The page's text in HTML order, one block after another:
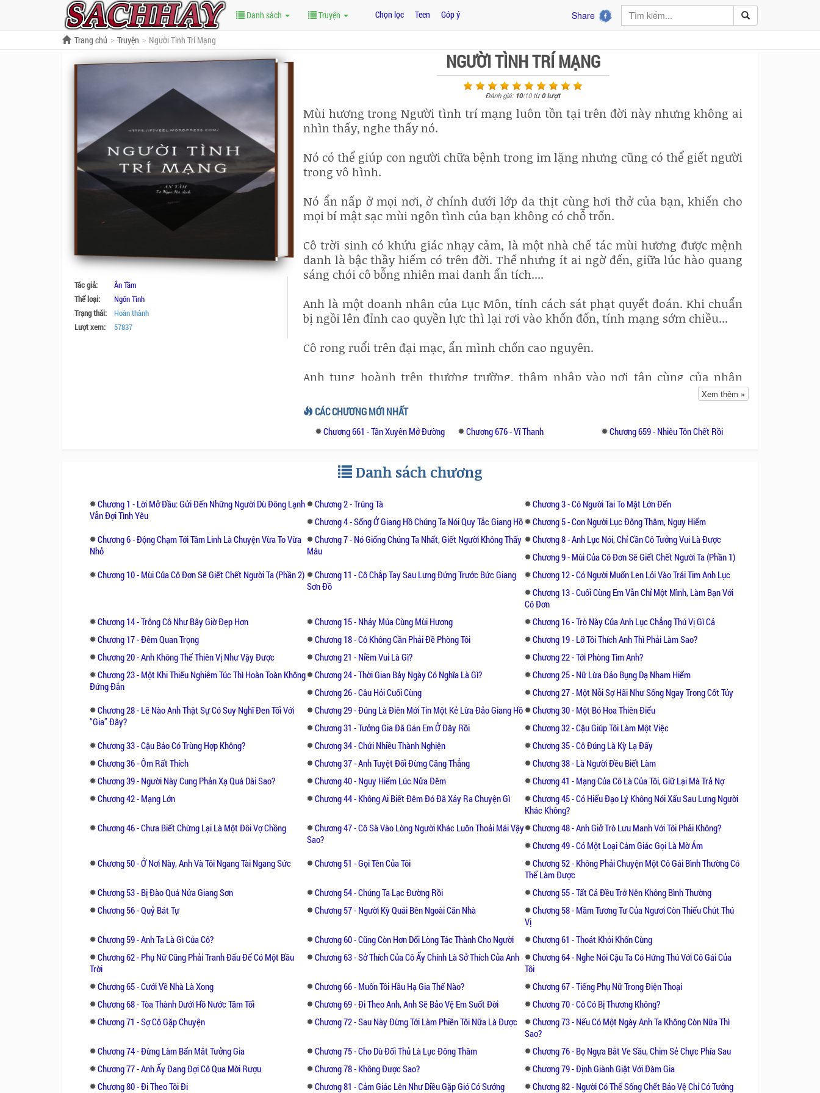
Danh sách Truyện Chọn lọc Teen Góp ý Share
Trang chủ Truyện Người Tình Trí Mạng
Tác giả:
Ân Tầm
Thể loại:
Ngôn Tình
Trạng thái:
Hoàn thành
Lượt xem:
57837
NGƯỜI TÌNH TRÍ MẠNG
Đánh giá: 10/10từ0lượt
Mùi hương trong Người tình trí mạng luôn tồn tại trên đời này nhưng không ai
nhìn thấy, nghe thấy nó.
Nó có thể giúp con người chữa bệnh trong im lặng nhưng cũng có thể giết người
trong vô hình.
Nó ẩn nấp ở mọi nơi, ở chính dưới lớp da thịt cùng hơi thở của bạn, khiến cho
mọi bí mật sạc mùi ngôn tình của bạn không có chỗ trốn.
Cô trời sinh có khứu giác nhạy cảm, là một nhà chế tác mùi hương được mệnh
danh là bậc thầy hiếm có trên đời. Thế nhưng ít ai ngờ đến, giữa lúc hào quang
sáng chói cô bỗng nhiên mai danh ẩn tích....
Anh là một doanh nhân của Lục Môn, tính cách sát phạt quyết đoán. Khi chuẩn
bị ngồi lên đỉnh cao quyền lực thì lại rơi vào khốn đốn, tính mạng sớm chiều...
Cô rong ruổi trên đại mạc, ẩn mình chốn cao nguyên.
Anh tung hoành trên thương trường, thâm nhập vào nơi tận cùng của nhân
Gặp gỡ, tất cả đều không phải là ngẫu nhiên.
hồ, cất giấu tấm bản đồ giang sơn tà khí.Một cổ thành ngàn năm ẩn mình dưới
nước sâu, một quan tài thần bí trôi nổi trong hang động. Đọc truyện sẽ rõ gỗ
Trùng trùng lớp lớp những sự kiện ly kỳ trông có vẻ chẳng hề dính líu tới nhau,
kỳ thực đều gắn chặt với mùi hương.Người không thể trốn tránh mùi hương, thế
nên, tôi có thể kiểm soát người trong thinh lặng.
Tác phẩm tiểu thuyết tình yêu lần đầu đề cập sâu tới “mùi hương”, những góc
khuất của bí mật nơi góc tối, cảm nhận một cảnh giới học thuật về mùi.
Xem thêm »
CÁC CHƯƠNG MỚI NHẤT
Chương 661 - Tần Xuyên Mở Đường Chương 676 - Vĩ Thanh Chương 659 - Nhiêu Tôn Chết Rồi
Danh sách chương
Chương 1 - Lời Mở Đầu: Gửi Đến Những Người Dù Đông Lạnh
Vẫn Đợi Tình Yêu
Chương 2 - Trúng Tà
Chương 3 - Có Người Tai To Mặt Lớn Đến
Chương 4 - Sống Ở Giang Hồ Chúng Ta Nói Quy Tắc Giang Hồ
Chương 5 - Con Người Lục Đông Thâm, Nguy Hiểm
Chương 6 - Động Chạm Tới Tâm Linh Là Chuyện Vừa To Vừa
Nhỏ
Chương 7 - Nó Giống Chúng Ta Nhất, Giết Người Không Thấy
Máu
Chương 8 - Anh Lục Nói, Chỉ Cần Cô Tưởng Vui Là Được
Chương 9 - Mùi Của Cô Đơn Sẽ Giết Chết Người Ta (Phần 1)
Chương 10 - Mùi Của Cô Đơn Sẽ Giết Chết Người Ta (Phần 2)
Chương 11 - Cô Chắp Tay Sau Lưng Đứng Trước Bức Giang
Sơn Đồ
Chương 12 - Có Người Muốn Len Lỏi Vào Trái Tim Anh Lục
Chương 13 - Cuối Cùng Em Vẫn Chỉ Một Mình, Làm Bạn Với
Cô Đơn
Chương 14 - Trông Cô Như Bây Giờ Đẹp Hơn
Chương 15 - Nhảy Múa Cùng Mùi Hương
Chương 16 - Trò Này Của Anh Lục Chẳng Thú Vị Gì Cả
Chương 17 - Đêm Quan Trọng
Chương 18 - Cô Không Cần Phải Đề Phòng Tôi
Chương 19 - Lỡ Tôi Thích Anh Thì Phải Làm Sao?
Chương 20 - Anh Không Thể Thiên Vị Như Vậy Được
Chương 21 - Niềm Vui Là Gì?
Chương 22 - Tới Phòng Tìm Anh?
Chương 23 - Một Khi Thiếu Nghiêm Túc Thì Hoàn Toàn Không
Đứng Đắn
Chương 24 - Thời Gian Bảy Ngày Có Nghĩa Là Gì?
Chương 25 - Nữ Lừa Đảo Bụng Dạ Nham Hiểm
Chương 26 - Câu Hỏi Cuối Cùng
Chương 27 - Một Nỗi Sợ Hãi Như Sống Ngay Trong Cốt Tủy
Chương 28 - Lẽ Nào Anh Thật Sự Có Suy Nghĩ Đen Tối Với
“Gia” Đây?
Chương 29 - Đúng Là Điên Mới Tin Một Kẻ Lừa Đảo Giang Hồ
Chương 30 - Một Bó Hoa Thiên Điểu
Chương 31 - Tưởng Gia Đã Gán Em Ở Đây Rồi
Chương 32 - Cậu Giúp Tôi Làm Một Việc
Chương 33 - Cậu Bảo Có Trùng Hợp Không?
Chương 34 - Chửi Nhiều Thành Nghiện
Chương 35 - Cô Đúng Là Kỳ Lạ Đấy
Chương 36 - Ôm Rất Thích
Chương 37 - Anh Tuyệt Đối Đừng Căng Thẳng
Chương 38 - Là Người Đều Biết Làm
Chương 39 - Người Này Cung Phản Xạ Quá Dài Sao?
Chương 40 - Nguy Hiểm Lúc Nửa Đêm
Chương 41 - Mạng Của Cô Là Của Tôi, Giữ Lại Mà Trả Nợ
Chương 42 - Mạng Lớn
Chương 44 - Không Ai Biết Đêm Đó Đã Xảy Ra Chuyện Gì
Chương 45 - Có Hiểu Đạo Lý Không Nói Xấu Sau Lưng Người
Khác Không?
Chương 46 - Chưa Biết Chừng Lại Là Một Đôi Vợ Chồng
Chương 47 - Cô Sà Vào Lòng Người Khác Luôn Thoải Mái Vậy
Sao?
Chương 48 - Anh Giở Trò Lưu Manh Với Tôi Phải Không?
Chương 49 - Có Một Loại Cảm Giác Gọi Là Mờ Ám
Chương 50 - Ở Nơi Này, Anh Và Tôi Ngang Tài Ngang Sức
Chương 51 - Gọi Tên Của Tôi
Chương 52 - Không Phải Chuyện Một Cô Gái Bình Thường Có
Thể Làm Được
Chương 53 - Bị Đào Quá Nửa Giang Sơn
Chương 54 - Chúng Ta Lạc Đường Rồi
Chương 55 - Tất Cả Đều Trở Nên Không Bình Thường
Chương 56 - Quỷ Bát Tự
Chương 57 - Người Kỳ Quái Bên Ngoài Căn Nhà
Chương 58 - Mầm Tương Tư Của Ngươi Còn Thiếu Chút Thú
Vị
Chương 59 - Anh Ta Là Gì Của Cô?
Chương 60 - Cũng Còn Hơn Dối Lòng Tác Thành Cho Người
Chương 61 - Thoát Khỏi Khốn Cùng
Chương 62 - Phụ Nữ Cũng Phải Tranh Đấu Để Có Một Bầu
Trời
Chương 63 - Sở Thích Của Cô Ấy Chính Là Sở Thích Của Anh
Chương 64 - Nghe Nói Cậu Ta Có Hứng Thú Với Cô Gái Của
Tôi
Chương 65 - Cưới Về Nhà Là Xong
Chương 66 - Muốn Tôi Hầu Hạ Gia Thế Nào?
Chương 67 - Tiếng Phụ Nữ Trong Điện Thoại
Chương 68 - Tòa Thành Dưới Hồ Nước Tăm Tối
Chương 69 - Đi Theo Anh, Anh Sẽ Bảo Vệ Em Suốt Đời
Chương 70 - Cô Có Bị Thương Không?
Chương 71 - Sợ Cô Gặp Chuyện
Chương 72 - Sau Này Đừng Tới Làm Phiền Tôi Nữa Là Được
Chương 73 - Nếu Có Một Ngày Anh Ta Không Còn Nữa Thì
Sao?
Chương 74 - Đừng Làm Bẩn Mắt Tưởng Gia
Chương 75 - Cho Dù Đối Thủ Là Lục Đông Thâm
Chương 76 - Bọ Ngựa Bắt Ve Sầu, Chim Sẻ Chực Phía Sau
Chương 77 - Anh Ấy Đang Đợi Cô Qua Mời Rượu
Chương 78 - Không Được Sao?
Chương 79 - Định Giành Giật Với Đàm Gia
Chương 80 - Đi Theo Tôi Đi
Chương 81 - Cảm Giác Lên Như Diều Gặp Gió Có Sướng
Chương 82 - Người Có Thể Sống Chết Bảo Vệ Chỉ Có Tưởng